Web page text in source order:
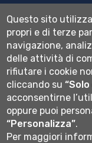
Mappa del sito
Normativa cookie
Informativa
Cookie settings
Wi-fi
Webmail
Questo sito
propri e di terze
navigazione,
delle attività di
rifiutare i cookie
cliccando su
acconsentirne
oppure puoi
“Personalizza”.
Per maggiori